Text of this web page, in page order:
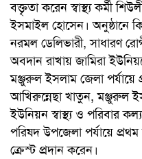
বক্তৃতা করেন স্বাস্থ্য কর্মী
ইসমাইল হোসেন। অনুষ্ঠানে
নরমল ডেলিভারী, সাধারণ
অবদান রাখায় জামিরা
মঞ্জুরুল ইসলাম জেলা পর্যায়ে
আখিরুন্নেছা খাতুন, মঞ্জুরুল
ইউনিয়ন স্বাস্থ্য ও পরিবার
পরিষদ উপজেলা পর্যায়ে
ক্রেস্ট প্রদান করেন।